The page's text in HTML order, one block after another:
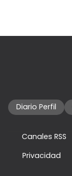
Diario Perfil
Canales RSS
Privacidad